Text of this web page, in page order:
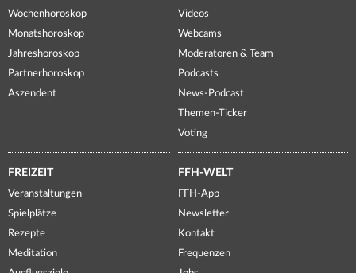
Wochenhoroskop
Monatshoroskop
Jahreshoroskop
Partnerhoroskop
Aszendent
Videos
Webcams
Moderatoren & Team
Podcasts
News-Podcast
Themen-Ticker
Voting
FREIZEIT
Veranstaltungen
Spielplätze
Rezepte
Meditation
FFH-WELT
FFH-App
Newsletter
Kontakt
Frequenzen